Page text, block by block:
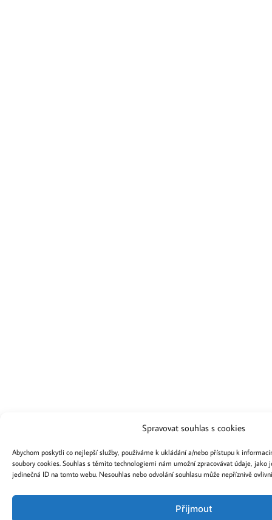
Spravovat souhlas s cookies
Abychom poskytli co nejlepší služby, používáme k ukládání a/nebo přístupu k
soubory cookies. Souhlas s těmito technologiemi nám umožní zpracovávat údaje, jako
jedinečná ID na tomto webu. Nesouhlas nebo odvolání souhlasu může nepříznivě
Přijmout